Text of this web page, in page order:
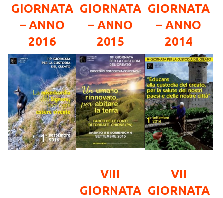
GIORNATA
– ANNO
2016
GIORNATA
– ANNO
2015
GIORNATA
– ANNO
2014
VIII
GIORNATA
VII
GIORNATA